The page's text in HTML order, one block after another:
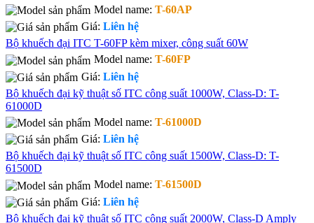
Model name: T-60AP
Giá: Liên hệ
Bộ khuếch đại ITC T-60FP kèm mixer, công suất 60W
Model name: T-60FP
Giá: Liên hệ
Bộ khuếch đại kỹ thuật số ITC công suất 1000W, Class-D: T-
61000D
Model name: T-61000D
Giá: Liên hệ
Bộ khuếch đại kỹ thuật số ITC công suất 1500W, Class-D: T-
61500D
Model name: T-61500D
Giá: Liên hệ
Bộ khuếch đại kỹ thuật số ITC công suất 2000W, Class-D Amply